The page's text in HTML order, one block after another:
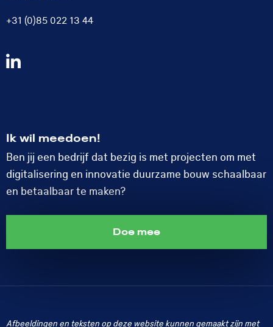
+31 (0)85 022 13 44
Volg
Ik wil meedoen!
Ben jij een bedrijf dat bezig is met projecten om met
digitalisering en innovatie duurzame bouw schaalbaar
en betaalbaar te maken?
Doe mee
Afbeeldingen en teksten op deze website kunnen gemaakt zijn met